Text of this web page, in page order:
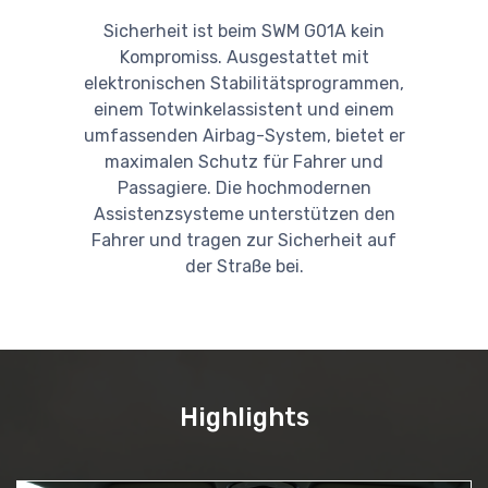
Sicherheit ist beim SWM G01A kein
Kompromiss. Ausgestattet mit
elektronischen Stabilitätsprogrammen,
einem Totwinkelassistent und einem
umfassenden Airbag-System, bietet er
maximalen Schutz für Fahrer und
Passagiere. Die hochmodernen
Assistenzsysteme unterstützen den
Fahrer und tragen zur Sicherheit auf
der Straße bei.
Highlights